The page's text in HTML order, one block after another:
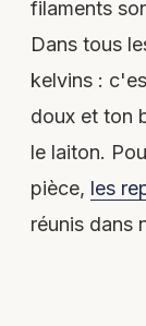
filaments
Dans tous
kelvins :
doux et ton
le laiton.
pièce, les
réunis dans